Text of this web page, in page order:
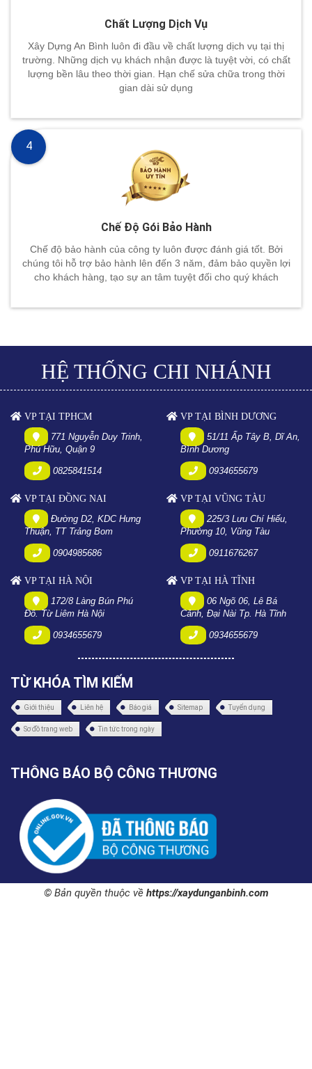
Chất Lượng Dịch Vụ
Xây Dựng An Bình luôn đi đầu về chất lượng dịch vụ tại thị
trường. Những dịch vụ khách nhận được là tuyệt vời, có chất
lượng bền lâu theo thời gian. Hạn chế sửa chữa trong thời
gian dài sử dụng
Chế Độ Gói Bảo Hành
Chế độ bảo hành của công ty luôn được đánh giá tốt. Bởi
chúng tôi hỗ trợ bảo hành lên đến 3 năm, đảm bảo quyền lợi
cho khách hàng, tạo sự an tâm tuyệt đối cho quý khách
4
HỆ THỐNG CHI NHÁNH
VP TẠI TPHCM
771 Nguyễn Duy Trinh,
Phú Hữu, Quận 9
0825841514
VP TẠI BÌNH DƯƠNG
51/11 Ấp Tây B, Dĩ An,
Bình Dương
0934655679
VP TẠI ĐỒNG NAI
Đường D2, KDC Hưng
Thuận, TT Trảng Bom
0904985686
VP TẠI VŨNG TÀU
225/3 Lưu Chí Hiếu,
Phường 10, Vũng Tàu
0911676267
VP TẠI HÀ NỘI
172/8 Làng Bún Phú
Đô. Từ Liêm Hà Nội
0934655679
VP TẠI HÀ TĨNH
06 Ngõ 06, Lê Bá
Cảnh, Đại Nài Tp. Hà Tĩnh
0934655679
TỪ KHÓA TÌM KIẾM
Giới thiệu Liên hệ Báo giá Sitemap Tuyển dụng
Sơ đồ trang web Tin tức trong ngày
THÔNG BÁO BỘ CÔNG THƯƠNG
© Bản quyền thuộc về https://xaydunganbinh.com